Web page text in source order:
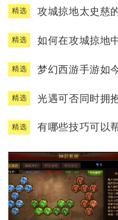
精选 攻城掠地太史慈
精选 如何在攻城掠地
精选 梦幻西游手游如
精选 光遇可否同时拥
精选 有哪些技巧可以